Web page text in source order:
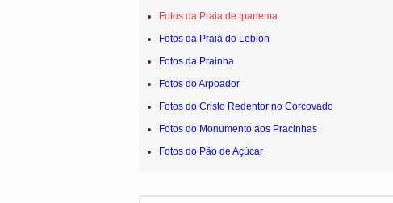
Fotos da Praia de Ipanema
Fotos da Praia do Leblon
Fotos da Prainha
Fotos do Arpoador
Fotos do Cristo Redentor no Corcovado
Fotos do Monumento aos Pracinhas
Fotos do Pão de Açúcar